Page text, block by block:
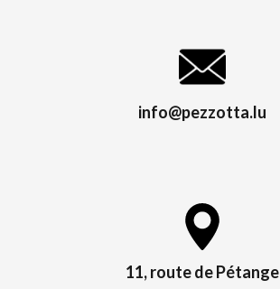
info@pezzotta.lu
11, route de Pétange